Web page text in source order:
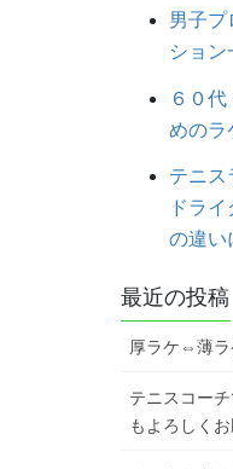
男子プ
ショ
６０
めのラ
テニス
ドラ
の違い
最近の投稿
厚ラケ⇔薄ラ
テニスコー
もよろしく